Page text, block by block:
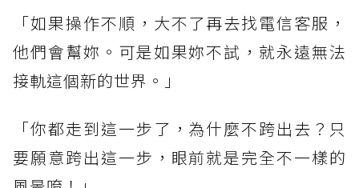
「如果操作不順，大不了再去找電信客服，
他們會幫妳。可是如果妳不試，就永遠無法
接軌這個新的世界。」
「你都走到這一步了，為什麼不跨出去？只
要願意跨出這一步，眼前就是完全不一樣的